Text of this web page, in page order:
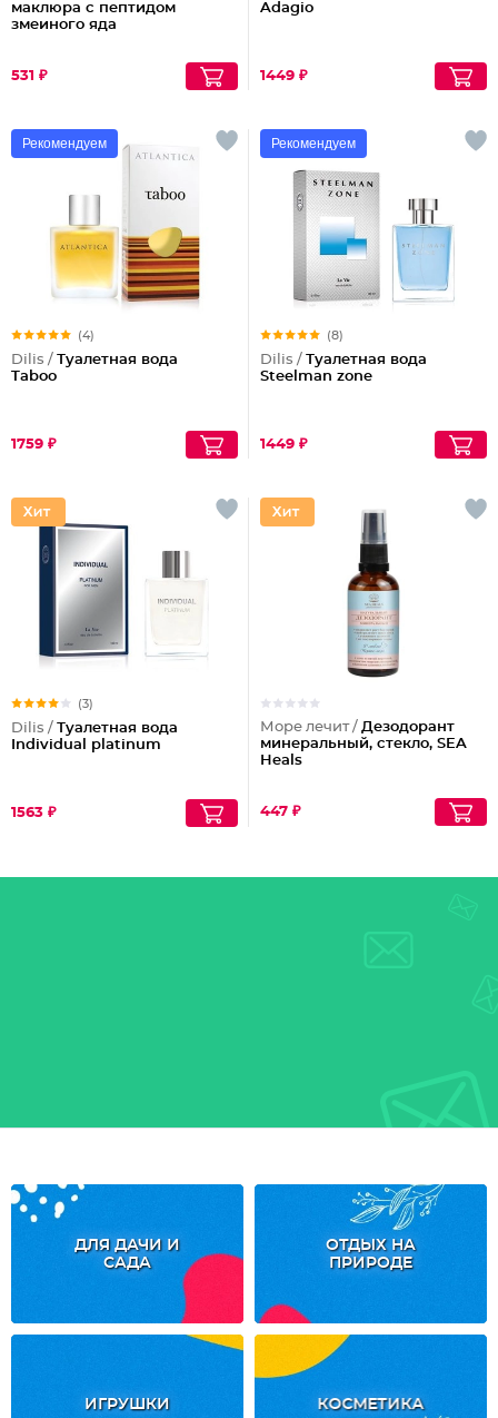
маклюра с пептидом
змеиного яда
531 ₽
Adagio
1449 ₽
Рекомендуем
(4)
Dilis / Туалетная вода
Taboo
1759 ₽
Рекомендуем
(8)
Dilis / Туалетная вода
Steelman zone
1449 ₽
(3)
Dilis / Туалетная вода
Individual platinum
1563 ₽
Море лечит / Дезодорант
минеральный, стекло, SEA
Heals
447 ₽
ДЛЯ ДАЧИ И
САДА
ОТДЫХ НА
ПРИРОДЕ
ИГРУШКИ КОСМЕТИКА